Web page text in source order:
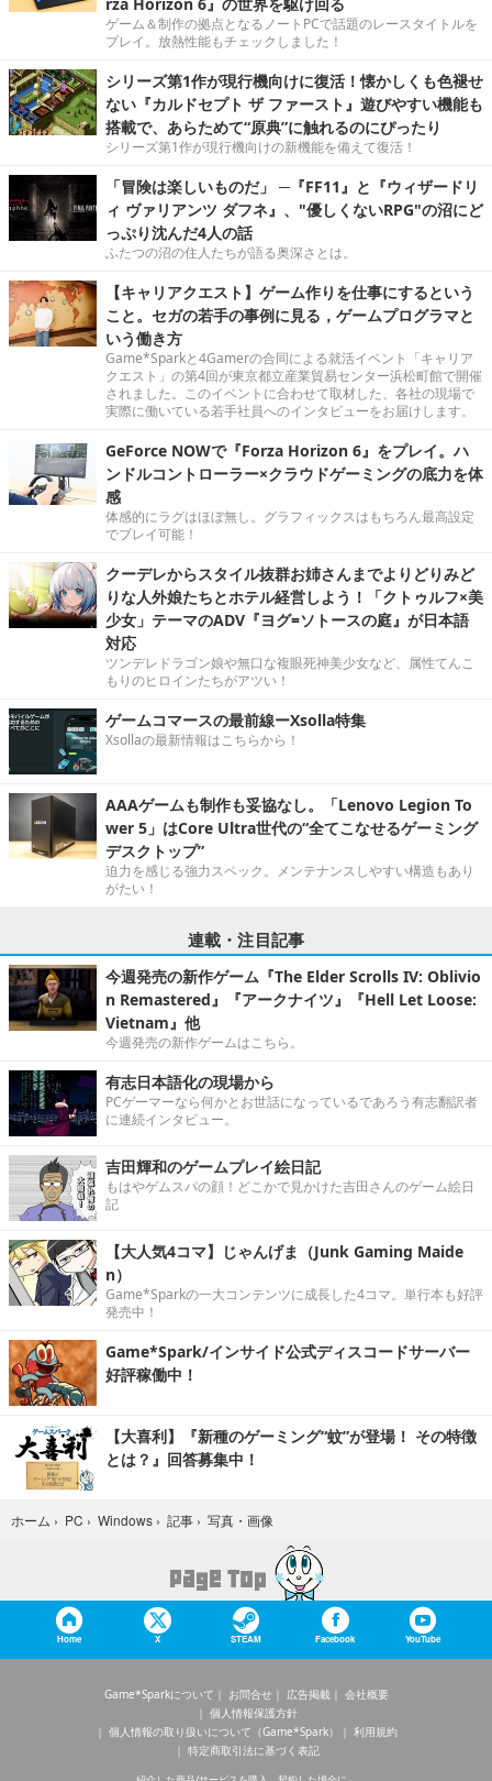
ゲーム＆制作の拠点となるノートPCで話題のレースタイトルを
プレイ。放熱性能もチェックしました！
シリーズ第1作が現行機向けに復活！懐かしくも色褪せ
ない『カルドセプト ザ ファースト』遊びやすい機能も
搭載で、あらためて“原典”に触れるのにぴったり
シリーズ第1作が現行機向けの新機能を備えて復活！
「冒険は楽しいものだ」 ─『FF11』と『ウィザードリ
ィ ヴァリアンツ ダフネ』、"優しくないRPG"の沼にど
っぷり沈んだ4人の話
ふたつの沼の住人たちが語る奥深さとは。
【キャリアクエスト】ゲーム作りを仕事にするという
こと。セガの若手の事例に見る，ゲームプログラマと
いう働き方
Game*Sparkと4Gamerの合同による就活イベント「キャリア
クエスト」の第4回が東京都立産業貿易センター浜松町館で開催
されました。このイベントに合わせて取材した、各社の現場で
実際に働いている若手社員へのインタビューをお届けします。
GeForce NOWで『Forza Horizon 6』をプレイ。ハ
ンドルコントローラー×クラウドゲーミングの底力を体
感
体感的にラグはほぼ無し。グラフィックスはもちろん最高設定
でプレイ可能！
クーデレからスタイル抜群お姉さんまでよりどりみど
りな人外娘たちとホテル経営しよう！「クトゥルフ×美
少女」テーマのADV『ヨグ=ソトースの庭』が日本語
対応
ツンデレドラゴン娘や無口な複眼死神美少女など、属性てんこ
もりのヒロインたちがアツい！
ゲームコマースの最前線ーXsolla特集
Xsollaの最新情報はこちらから！
AAAゲームも制作も妥協なし。「Lenovo Legion To
wer 5」はCore Ultra世代の“全てこなせるゲーミング
デスクトップ”
迫力を感じる強力スペック。メンテナンスしやすい構造もあり
がたい！
連載・注目記事
今週発売の新作ゲーム『The Elder Scrolls IV: Oblivio
n Remastered』『アークナイツ』『Hell Let Loose:
Vietnam』他
今週発売の新作ゲームはこちら。
有志日本語化の現場から
PCゲーマーなら何かとお世話になっているであろう有志翻訳者
に連続インタビュー。
吉田輝和のゲームプレイ絵日記
もはやゲムスパの顔！どこかで見かけた吉田さんのゲーム絵日
記
【大人気4コマ】じゃんげま（Junk Gaming Maide
n）
Game*Sparkの一大コンテンツに成長した4コマ。単行本も好評
発売中！
Game*Spark/インサイド公式ディスコードサーバー
好評稼働中！
【大喜利】『新種のゲーミング“蚊”が登場！ その特徴
とは？』回答募集中！
ホーム › PC › Windows › 記事 › 写真・画像
Home X STEAM Facebook YouTube
Game*Sparkについて お問合せ 広告掲載
会社概要
個人情報保護方針
個人情報の取り扱いについて（Game*Spark）
利用規約
特定商取引法に基づく表記